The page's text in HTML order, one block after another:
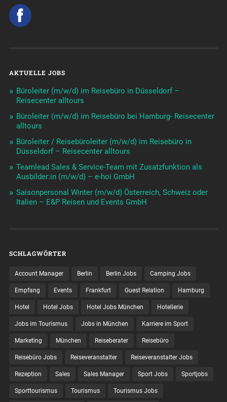
AKTUELLE JOBS
Büroleiter (m/w/d) im Reisebüro in Düsseldorf –
Reisecenter alltours
Büroleiter (m/w/d) im Reisebüro bei Hamburg- Reisecenter
alltours
Büroleiter / Reisebüroleiter (m/w/d) im Reisebüro in
Düsseldorf – Reisecenter alltours
Teamlead Sales & Service-Team mit Zusatzfunktion als
Ausbilder:in (m/w/d) – e-hoi GmbH
Saisonpersonal Winter (m/w/d) Österreich, Schweiz oder
Italien – E&P Reisen und Events GmbH
SCHLAGWÖRTER
Account Manager Berlin Berlin Jobs Camping Jobs
Empfang Events Frankfurt Guest Relation Hamburg
Hotel Hotel Jobs Hotel Jobs München Hotellerie
Jobs im Tourismus Jobs in München Karriere im Sport
Marketing München Reiseberater Reisebüro
Reisebüro Jobs Reiseveranstalter Reiseveranstalter Jobs
Rezeption Sales Sales Manager Sport Jobs Sportjobs
Sporttourismus Tourismus Tourismus Jobs